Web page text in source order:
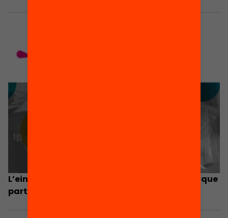
L’eina d’autodiagnosi, en marxa als centres que
participen a Escola Nova 21